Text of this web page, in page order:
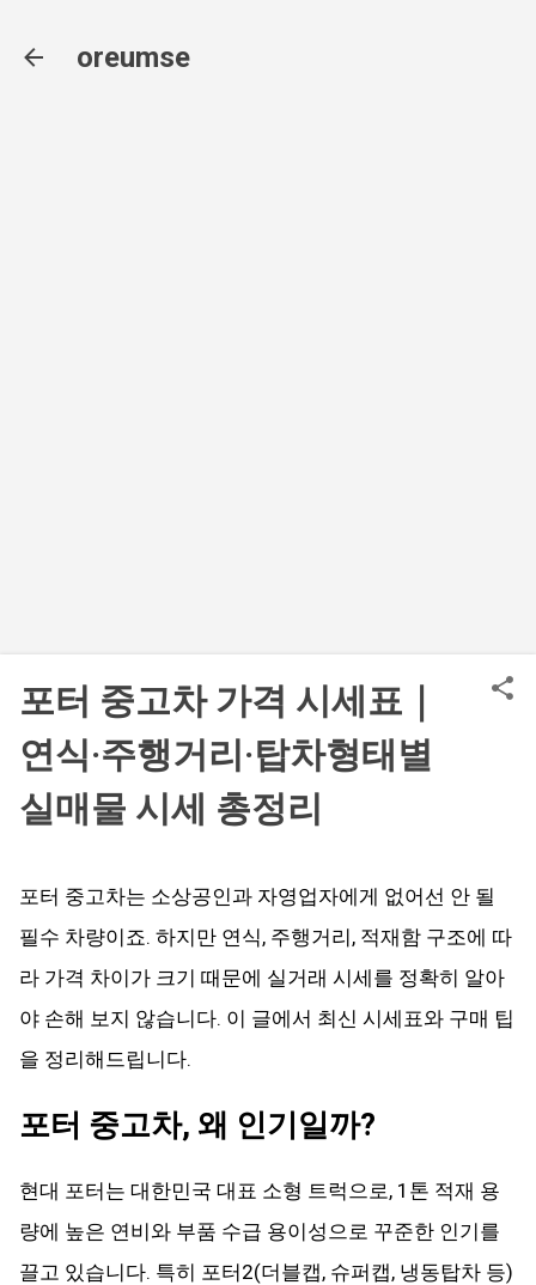
oreumse
포터 중고차 가격 시세표｜
연식·주행거리·탑차형태별
실매물 시세 총정리
포터 중고차는 소상공인과 자영업자에게 없어선 안 될
필수 차량이죠. 하지만 연식, 주행거리, 적재함 구조에 따
라 가격 차이가 크기 때문에 실거래 시세를 정확히 알아
야 손해 보지 않습니다. 이 글에서 최신 시세표와 구매 팁
을 정리해드립니다.
포터 중고차, 왜 인기일까?
현대 포터는 대한민국 대표 소형 트럭으로, 1톤 적재 용
량에 높은 연비와 부품 수급 용이성으로 꾸준한 인기를
끌고 있습니다. 특히 포터2(더블캡, 슈퍼캡, 냉동탑차 등)